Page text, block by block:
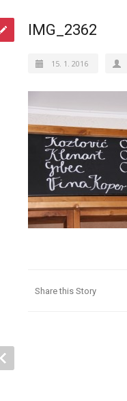
IMG_2362
15. 1. 2016
Share this Story